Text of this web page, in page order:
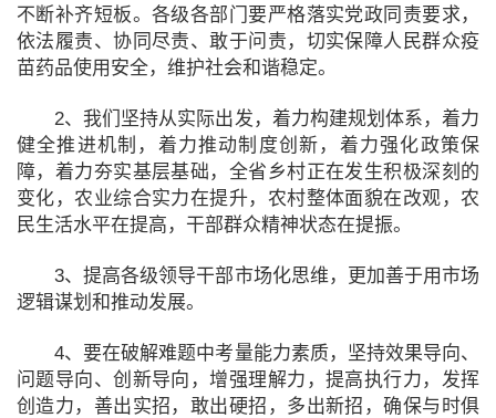
不断补齐短板。各级各部门要严格落实党政同责要求，
依法履责、协同尽责、敢于问责，切实保障人民群众疫
苗药品使用安全，维护社会和谐稳定。
2、我们坚持从实际出发，着力构建规划体系，着力
健全推进机制，着力推动制度创新，着力强化政策保
障，着力夯实基层基础，全省乡村正在发生积极深刻的
变化，农业综合实力在提升，农村整体面貌在改观，农
民生活水平在提高，干部群众精神状态在提振。
3、提高各级领导干部市场化思维，更加善于用市场
逻辑谋划和推动发展。
4、要在破解难题中考量能力素质，坚持效果导向、
问题导向、创新导向，增强理解力，提高执行力，发挥
创造力，善出实招，敢出硬招，多出新招，确保与时俱